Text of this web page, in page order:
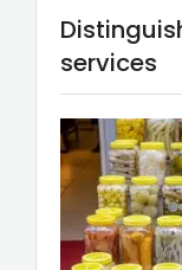
services